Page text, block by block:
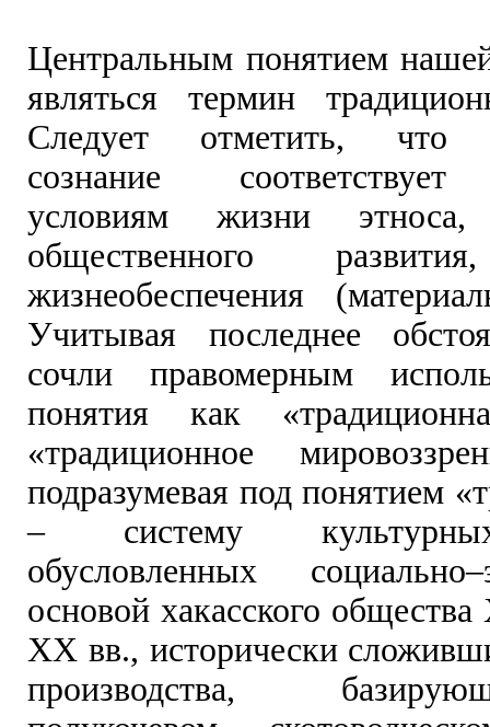
Центральным понятием
являться термин
Следует отметить, что
сознание
условиям жизни
общественного
жизнеобеспечения
Учитывая последнее
сочли правомерным
понятия как
«традиционное
подразумевая под понятием
– систему
обусловленных
основой хакасского
XX вв., исторически
производства,